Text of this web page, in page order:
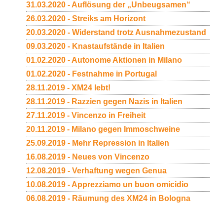
31.03.2020 - Auflösung der „Unbeugsamen“
26.03.2020 - Streiks am Horizont
20.03.2020 - Widerstand trotz Ausnahmezustand
09.03.2020 - Knastaufstände in Italien
01.02.2020 - Autonome Aktionen in Milano
01.02.2020 - Festnahme in Portugal
28.11.2019 - XM24 lebt!
28.11.2019 - Razzien gegen Nazis in Italien
27.11.2019 - Vincenzo in Freiheit
20.11.2019 - Milano gegen Immoschweine
25.09.2019 - Mehr Repression in Italien
16.08.2019 - Neues von Vincenzo
12.08.2019 - Verhaftung wegen Genua
10.08.2019 - Apprezziamo un buon omicidio
06.08.2019 - Räumung des XM24 in Bologna